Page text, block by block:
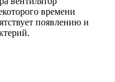
времени
появлению и